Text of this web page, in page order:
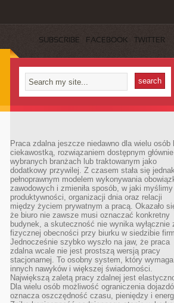
SUBSCRIBE FACEBOOK TWITTER
Praca zdalna jeszcze niedawno dla wielu osób
ciekawostką, rozwiązaniem dostępnym
wybranych branżach lub traktowanym jako
dodatkowy przywilej. Z czasem stała się jednak
pełnoprawnym modelem wykonywania
zawodowych i zmieniła sposób, w jaki
produktywności, organizacji dnia oraz relacji
między życiem prywatnym a pracą. Okazało
że biuro nie zawsze musi oznaczać konkretny
budynek, a skuteczność nie wynika wyłącznie
fizycznej obecności przy biurku w siedzibie
Jednocześnie szybko wyszło na jaw, że praca
zdalna wcale nie jest prostszą wersją pracy
stacjonarnej. To osobny system, który wymaga
innych nawyków i większej świadomości.
Największą zaletą pracy zdalnej jest
Dla wielu osób możliwość ograniczenia
oznacza oszczędność czasu, pieniędzy i